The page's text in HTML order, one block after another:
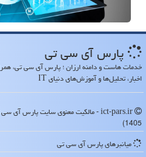
پارس آی سی تی
خدمات هاست و دامنه ارزان ؛ پارس آی سی تی،
اخبار، تحلیل‌ها و آموزش‌های دنیای IT
1405)
میانبرهای پارس آی سی تی